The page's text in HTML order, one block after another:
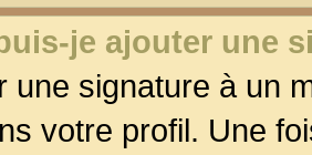
je ajouter une
une signature à un
votre profil. Une